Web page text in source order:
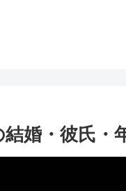
結婚・彼氏・